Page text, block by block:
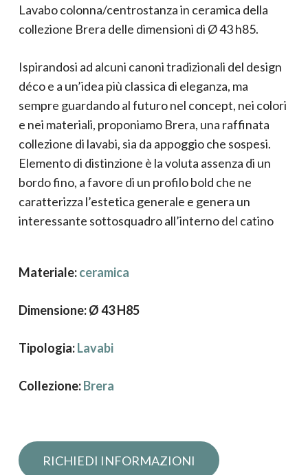
Lavabo colonna/centrostanza in ceramica della
collezione Brera delle dimensioni di Ø 43 h85.
Ispirandosi ad alcuni canoni tradizionali del design
déco e a un’idea più classica di eleganza, ma
sempre guardando al futuro nel concept, nei colori
e nei materiali, proponiamo Brera, una raffinata
collezione di lavabi, sia da appoggio che sospesi.
Elemento di distinzione è la voluta assenza di un
bordo fino, a favore di un profilo bold che ne
caratterizza l’estetica generale e genera un
interessante sottosquadro all’interno del catino
Materiale:ceramica
Dimensione: Ø 43 H85
Tipologia:Lavabi
Collezione:Brera
Richiedi informazioni